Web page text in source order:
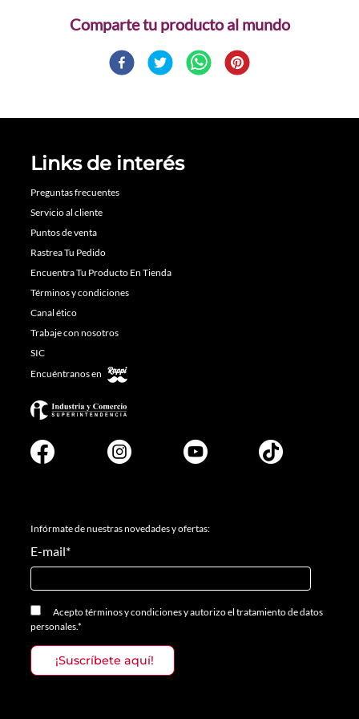
Comparte
Links de interés
Preguntas frecuentes
Servicio al cliente
Puntos de venta
Rastrea Tu Pedido
Encuentra Tu Producto En Tienda
Términos y condiciones
Canal ético
Trabaje con nosotros
SIC
Encuéntranos en
Infórmate de nuestras novedades y ofertas:
E-mail*
Aceptotérminos y condicionesyautorizo el tratamiento de datos
personales.*